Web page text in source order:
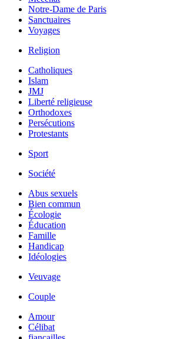
Notre-Dame de Paris
Sanctuaires
Voyages
Religion
Catholiques
Islam
JMJ
Liberté religieuse
Orthodoxes
Persécutions
Protestants
Sport
Société
Abus sexuels
Bien commun
Écologie
Éducation
Famille
Handicap
Idéologies
Veuvage
Couple
Amour
Célibat